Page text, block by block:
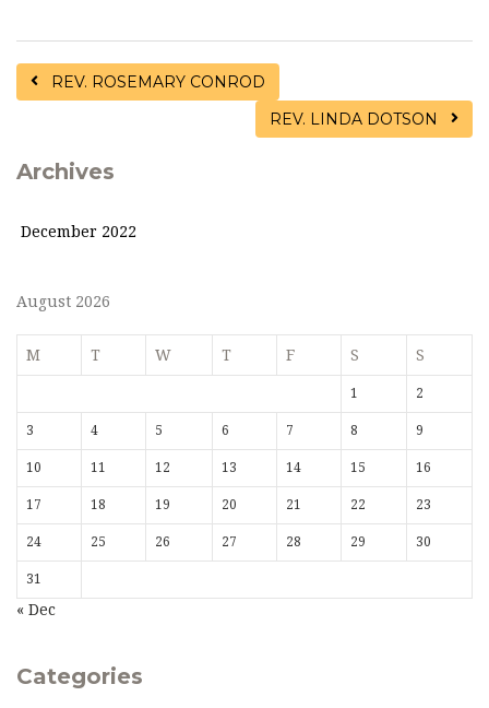
REV. ROSEMARY CONROD
REV. LINDA DOTSON
Archives
December 2022
August 2026
M T W T F S S
1 2
3 4 5 6 7 8 9
10 11 12 13 14 15 16
17 18 19 20 21 22 23
24 25 26 27 28 29 30
31
« Dec
Categories